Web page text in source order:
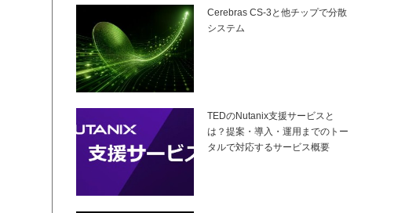
Cerebras CS-3と他チップで分散
システム
TEDのNutanix支援サービスと
は？提案・導入・運用までのトー
タルで対応するサービス概要